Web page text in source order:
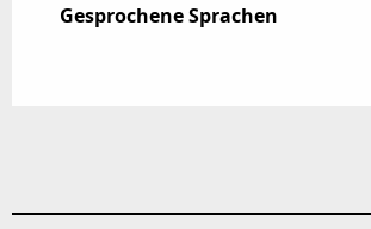
Gesprochene Sprachen
Gesprochene Sprachen